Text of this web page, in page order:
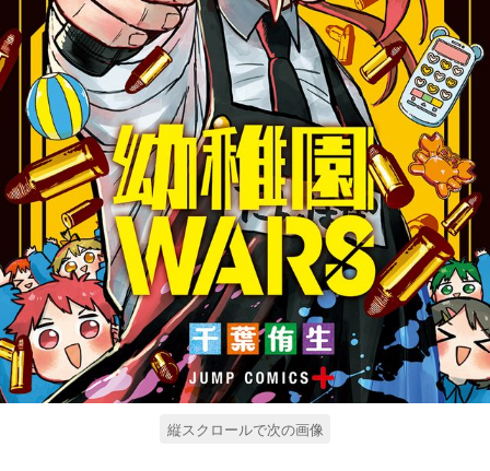
縦スクロールで次の画像